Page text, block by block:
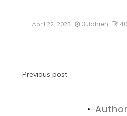
April 22, 2023 3 Jahren
Previous post
Author